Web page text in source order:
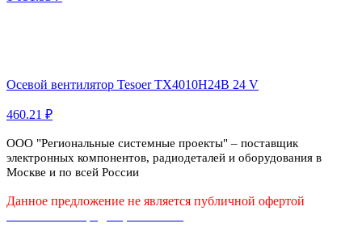
Осевой вентилятор Tesoer TX4010H24B 24 V
460.21 ₽
ООО "Региональные системные проекты" – поставщик
электронных компонентов, радиодеталей и оборудования в
Москве и по всей России
Данное предложение не является публичной офертой